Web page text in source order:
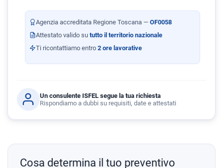
Agenzia accreditata Regione Toscana — OF0058
Attestato valido su tutto il territorio nazionale
Ti ricontattiamo entro 2 ore lavorative
Un consulente ISFEL segue la tua richiesta
Rispondiamo a dubbi su requisiti, date e attestati
Cosa determina il tuo preventivo